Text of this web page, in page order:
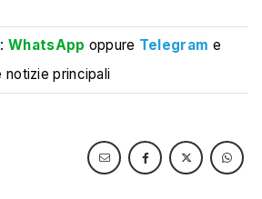
WhatsApp oppure Telegram e
notizie principali